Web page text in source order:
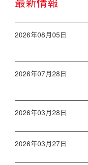
最新情報
2026年08月05日
2026年07月28日
2026年03月28日
2026年03月27日